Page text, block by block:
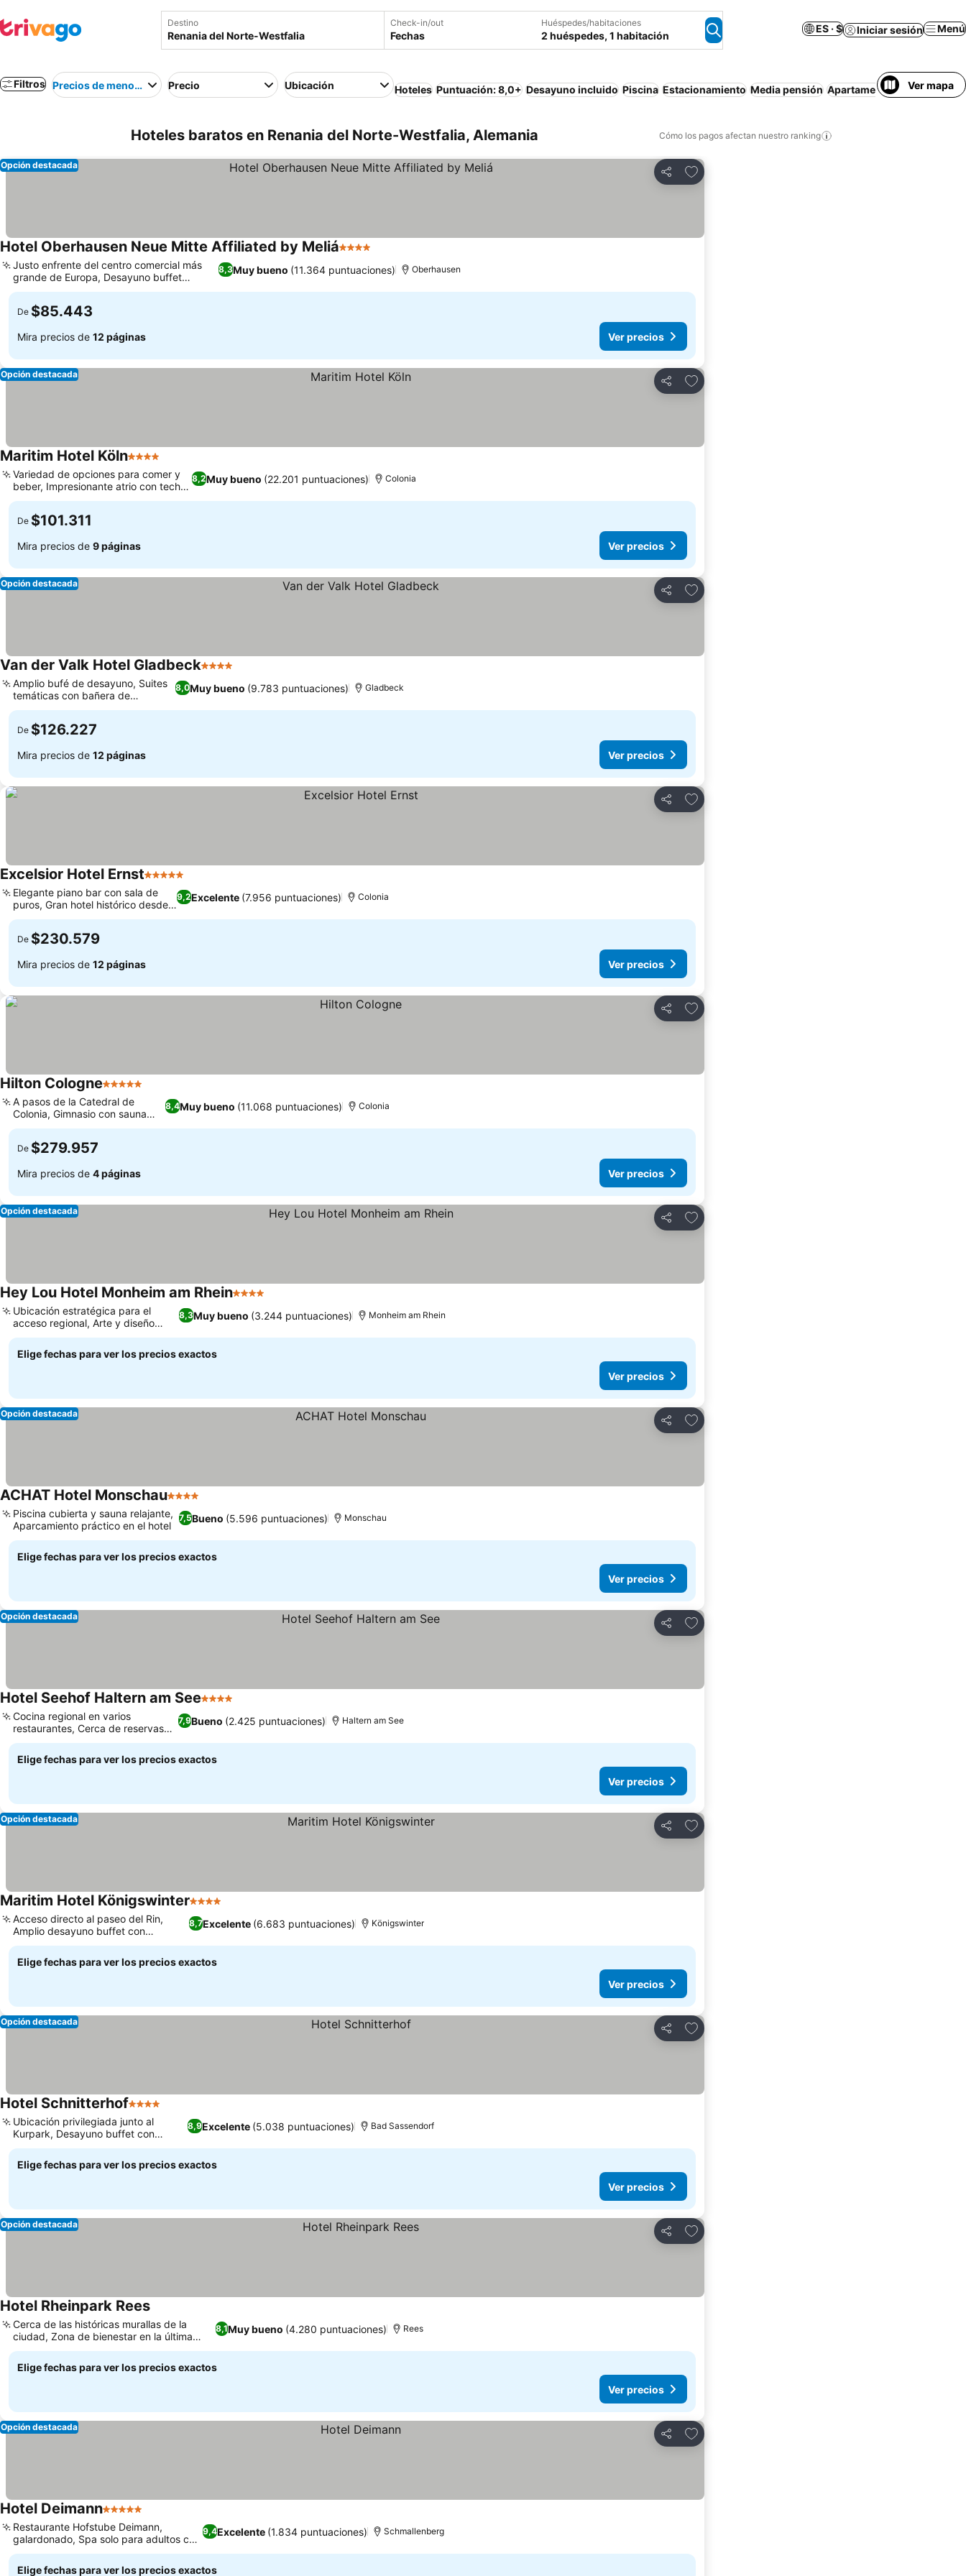
Destino Check-in/out
Fechas
Huéspedes/habitaciones
2 huéspedes, 1 habitación
ES · $ Iniciar sesión Menú
Filtros Precios de menor a mayorPrecio Ubicación Hoteles Puntuación: 8,0+ Desayuno incluido Piscina Estacionamiento Media pensión Apartamento amueblado
Ver mapa
Hoteles baratos en Renania del Norte-Westfalia, Alemania Cómo los pagos afectan nuestro ranking
Compartir
Agregar a favoritos
Opción destacada
Hotel Oberhausen Neue Mitte Affiliated by Meliá4 Estrellas
8,3Muy bueno (11.364 puntuaciones)
Justo enfrente del centro comercial más
grande de Europa, Desayuno buffet
internacional muy variado
Oberhausen
De $85.443
Mira precios de 12 páginas Ver precios
Compartir
Agregar a favoritos
Opción destacada
Maritim Hotel Köln4 Estrellas
8,2Muy bueno (22.201 puntuaciones)
Variedad de opciones para comer y
beber, Impresionante atrio con techo
de cristal
Colonia
De $101.311
Mira precios de 9 páginas Ver precios
Compartir
Agregar a favoritos
Opción destacada
Van der Valk Hotel Gladbeck4 Estrellas
8,0Muy bueno (9.783 puntuaciones)
Amplio bufé de desayuno, Suites
temáticas con bañera de
hidromasaje
Gladbeck
De $126.227
Mira precios de 12 páginas Ver precios
Compartir
Agregar a favoritos
Excelsior Hotel Ernst5 Estrellas
9,2Excelente (7.956 puntuaciones)
Elegante piano bar con sala de
puros, Gran hotel histórico desde
1863
Colonia
De $230.579
Mira precios de 12 páginas Ver precios
Compartir
Agregar a favoritos
Hilton Cologne5 Estrellas
8,4Muy bueno (11.068 puntuaciones)
A pasos de la Catedral de
Colonia, Gimnasio con sauna
finlandesa
Colonia
De $279.957
Mira precios de 4 páginas Ver precios
Compartir
Agregar a favoritos
Opción destacada
Hey Lou Hotel Monheim am Rhein4 Estrellas
8,3Muy bueno (3.244 puntuaciones)
Ubicación estratégica para el
acceso regional, Arte y diseño
estimulantes
Monheim am Rhein
Elige fechas para ver los precios exactos
Ver precios
Compartir
Agregar a favoritos
Opción destacada
ACHAT Hotel Monschau4 Estrellas
7,5Bueno (5.596 puntuaciones)
Piscina cubierta y sauna relajante,
Aparcamiento práctico en el hotel
Monschau
Elige fechas para ver los precios exactos
Ver precios
Compartir
Agregar a favoritos
Opción destacada
Hotel Seehof Haltern am See4 Estrellas
7,9Bueno (2.425 puntuaciones)
Cocina regional en varios
restaurantes, Cerca de reservas
naturales
Haltern am See
Elige fechas para ver los precios exactos
Ver precios
Compartir
Agregar a favoritos
Opción destacada
Maritim Hotel Königswinter4 Estrellas
8,7Excelente (6.683 puntuaciones)
Acceso directo al paseo del Rin,
Amplio desayuno buffet con
opciones frescas
Königswinter
Elige fechas para ver los precios exactos
Ver precios
Compartir
Agregar a favoritos
Opción destacada
Hotel Schnitterhof4 Estrellas
8,9Excelente (5.038 puntuaciones)
Ubicación privilegiada junto al
Kurpark, Desayuno buffet con
mucha variedad
Bad Sassendorf
Elige fechas para ver los precios exactos
Ver precios
Compartir
Agregar a favoritos
Opción destacada
Hotel Rheinpark Rees
8,1Muy bueno (4.280 puntuaciones)
Cerca de las históricas murallas de la
ciudad, Zona de bienestar en la última
planta con vistas al río
Rees
Elige fechas para ver los precios exactos
Ver precios
Compartir
Agregar a favoritos
Opción destacada
Hotel Deimann5 Estrellas
9,4Excelente (1.834 puntuaciones)
Restaurante Hofstube Deimann,
galardonado, Spa solo para adultos con
piscina infinita
Schmallenberg
Elige fechas para ver los precios exactos